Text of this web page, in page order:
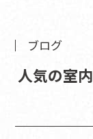
ブログ
人気の室